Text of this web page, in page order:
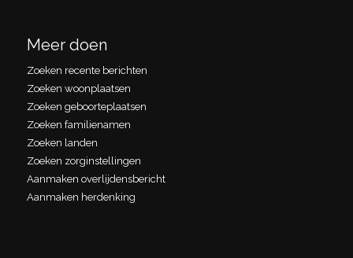
Meer doen
Zoeken recente berichten
Zoeken woonplaatsen
Zoeken geboorteplaatsen
Zoeken familienamen
Zoeken landen
Zoeken zorginstellingen
Aanmaken overlijdensbericht
Aanmaken herdenking